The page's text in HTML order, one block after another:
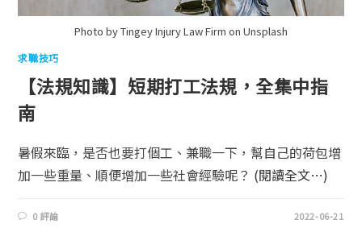
Photo by Tingey Injury Law Firm on Unsplash
求職技巧
【法規知識】短期打工法規，全集中指
南
暑假來臨，是否也要打個工、兼職一下，幫自己的荷包增
加一些重量、順便增加一些社會經驗呢？ (閱讀全文…)
0 評論 2022-06-21